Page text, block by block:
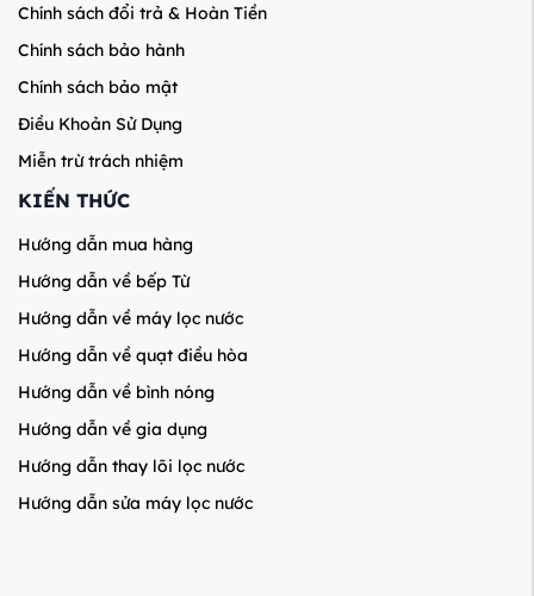
Chính sách đổi trả & Hoàn Tiền
Chính sách bảo hành
Chính sách bảo mật
Điều Khoản Sử Dụng
Miễn trừ trách nhiệm
KIẾN THỨC
Hướng dẫn mua hàng
Hướng dẫn về bếp Từ
Hướng dẫn về máy lọc nước
Hướng dẫn về quạt điều hòa
Hướng dẫn về bình nóng
Hướng dẫn về gia dụng
Hướng dẫn thay lõi lọc nước
Hướng dẫn sửa máy lọc nước